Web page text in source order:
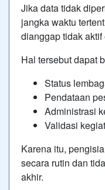
Jika data tidak
jangka waktu
dianggap tidak
Hal tersebut dapat
Status
Pendataan
Administrasi
Validasi
Karena itu,
secara rutin dan
akhir.